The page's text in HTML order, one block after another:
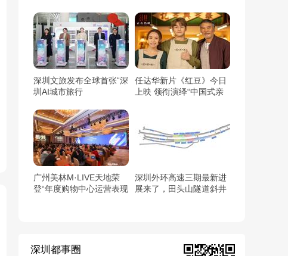
深圳文旅发布全球首张“深
圳AI城市旅行
Pass”：用AI链接世界与
深圳
任达华新片《红豆》今日
上映 领衔演绎“中国式亲
广州美林M·LIVE天地荣
登“年度购物中心运营表现
深圳外环高速三期最新进
展来了，田头山隧道斜井
深圳都事圈